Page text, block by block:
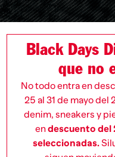
Black Days
que no
No todo entra en
25 al 31 de mayo del
denim, sneakers y
endescuento del
seleccionadas.